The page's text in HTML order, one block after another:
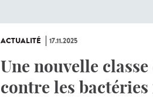
ACTUALITÉ 17.11.2025
Une nouvelle
contre les